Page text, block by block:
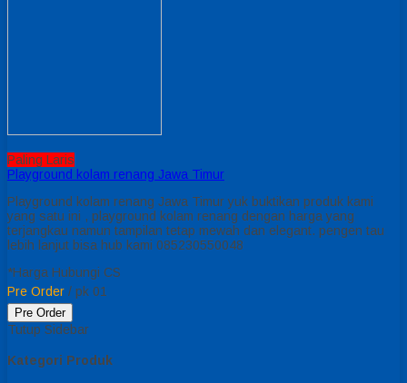
Paling Laris
Playground kolam renang Jawa Timur
Playground kolam renang Jawa Timur yuk buktikan produk kami
yang satu ini , playground kolam renang dengan harga yang
terjangkau namun tampilan tetap mewah dan elegant. pengen tau
lebih lanjut bisa hub kami 085230550048
*Harga Hubungi CS
Pre Order / pk 01
Pre Order
Tutup Sidebar
Kategori Produk